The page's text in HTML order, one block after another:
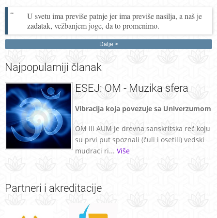
U svetu ima previše patnje jer ima previše nasilja, a naš je
zadatak, vežbanjem joge, da to promenimo.
Dalje
Najpopularniji članak
ESEJ: OM - Muzika sfera
Vibracija koja povezuje sa Univerzumom
OM ili AUM je drevna sanskritska reč koju
su prvi put spoznali (čuli i osetili) vedski
mudraci ri... Više
Partneri i akreditacije